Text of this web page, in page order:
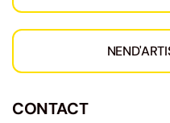
CONTACT